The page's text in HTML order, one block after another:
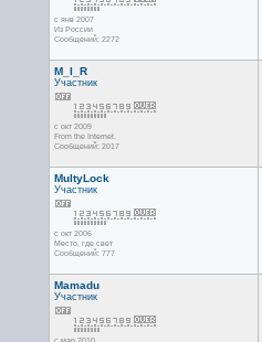
с янв 2007
Из России
Сообщений: 2272
M_I_R
Участник
с окт 2009
From the Internet.
Сообщений: 2017
MultyLock
Участник
с окт 2006
Место, где свет
Сообщений: 777
Mamadu
Участник